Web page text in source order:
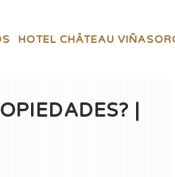
HOTEL CHÂTEAU
|